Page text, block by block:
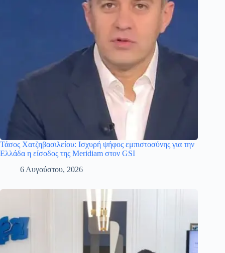
Τάσος Χατζηβασιλείου: Ισχυρή ψήφος εμπιστοσύνης για την
Ελλάδα η είσοδος της Meridiam στον GSI
6 Αυγούστου, 2026